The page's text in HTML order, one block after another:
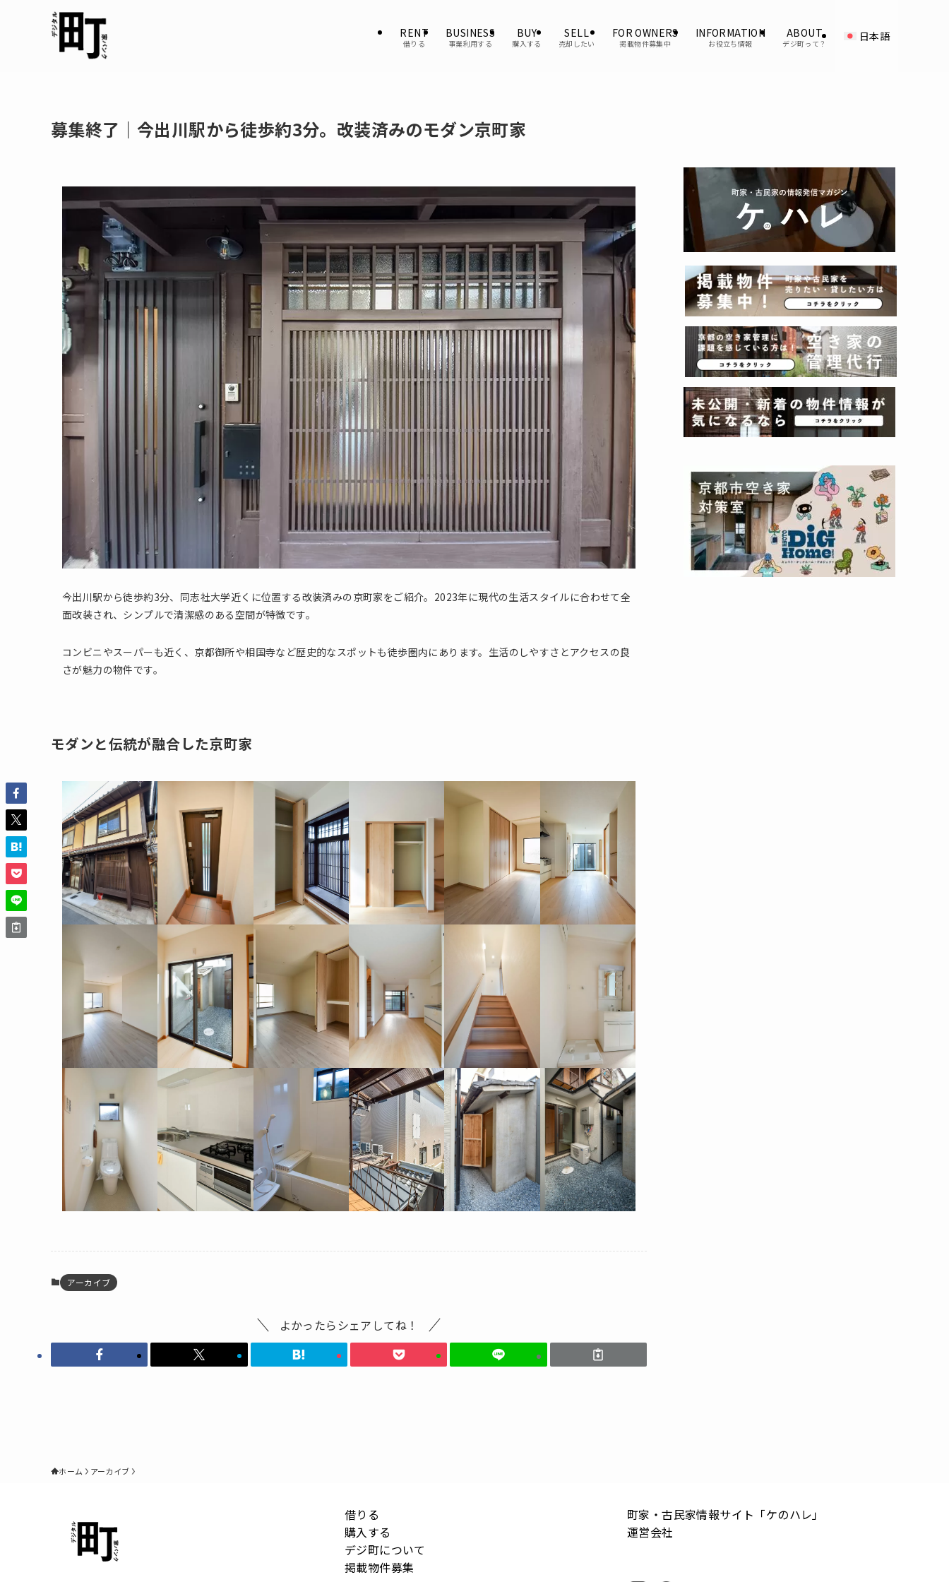
RENT
借りる
BUSINESS
事業利用する
BUY
購入する
SELL
売却したい
FOR OWNERS
掲載物件募集中
INFORMATION
お役立ち情報
ABOUT
デジ町って？
日本語
募集終了｜今出川駅から徒歩約3分。改装済みのモダン京町家
今出川駅から徒歩約3分、同志社大学近くに位置する改装済みの京町家をご紹介。2023年に現代の生活スタイルに合わせて全
面改装され、シンプルで清潔感のある空間が特徴です。
コンビニやスーパーも近く、京都御所や相国寺など歴史的なスポットも徒歩圏内にあります。生活のしやすさとアクセスの良
さが魅力の物件です。
モダンと伝統が融合した京町家
アーカイブ
よかったらシェアしてね！
ホーム アーカイブ
借りる
購入する
デジ町について
掲載物件募集
町家・古民家情報サイト「ケのハレ」
運営会社